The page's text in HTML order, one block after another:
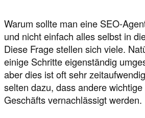
Warum sollte man eine SEO-
und nicht einfach alles selbst in
Diese Frage stellen sich viele.
einige Schritte eigenständig
aber dies ist oft sehr
selten dazu, dass andere
Geschäfts vernachlässigt werden.